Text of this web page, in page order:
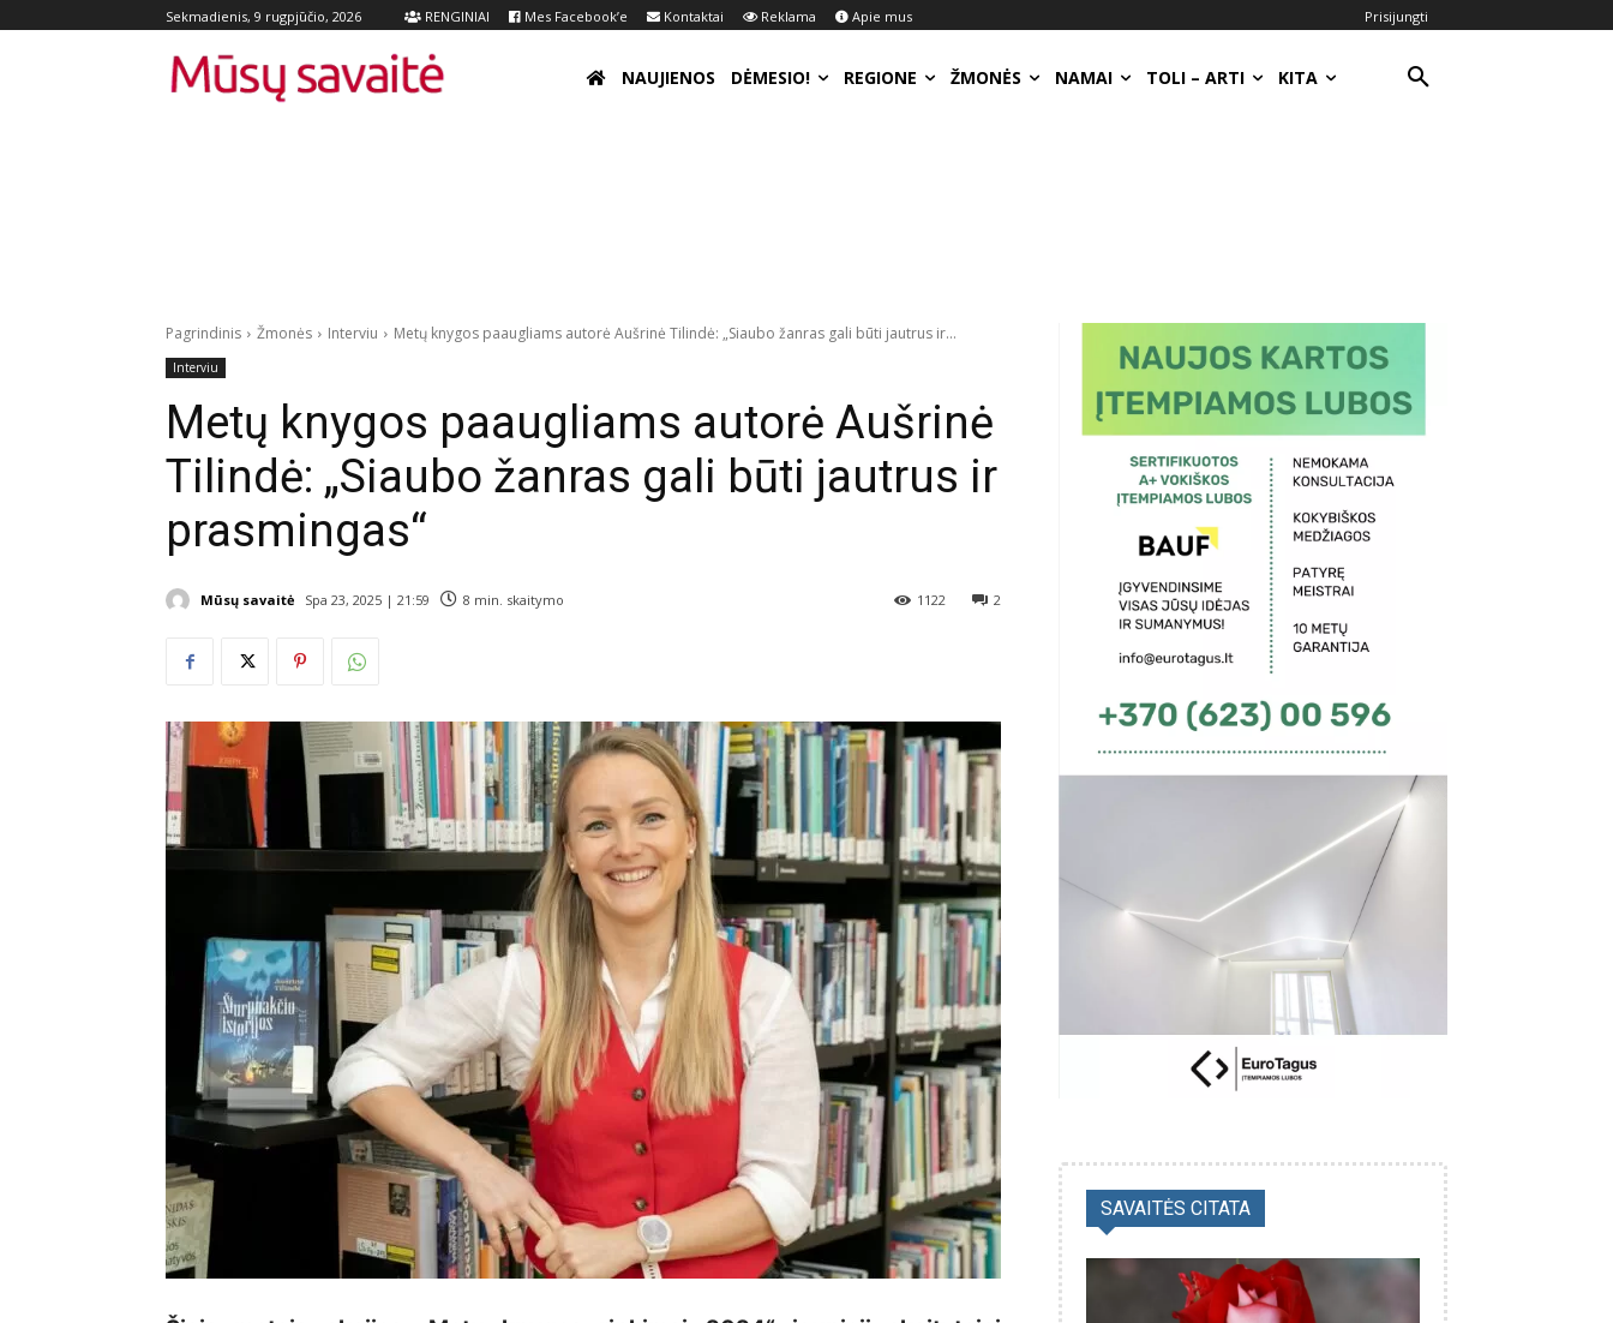
Sekmadienis, 9 rugpjūčio, 2026 RENGINIAI Mes Facebook’e Kontaktai Reklama Apie mus Prisijungti
NAUJIENOS DĖMESIO! REGIONE ŽMONĖS NAMAI TOLI – ARTI KITA
Pagrindinis Žmonės Interviu Metų knygos paaugliams autorė Aušrinė Tilindė: „Siaubo žanras gali būti jautrus ir...
Interviu
Metų knygos paaugliams autorė Aušrinė
Tilindė: „Siaubo žanras gali būti jautrus ir
prasmingas“
Mūsų savaitė Spa 23, 2025 | 21:59 8 min. skaitymo 2
1122
SAVAITĖS CITATA